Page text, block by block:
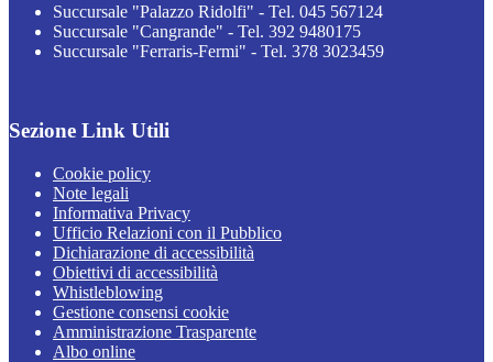
Succursale "Palazzo Ridolfi" - Tel. 045 567124
Succursale "Cangrande" - Tel. 392 9480175
Succursale "Ferraris-Fermi" - Tel. 378 3023459
Sezione Link Utili
Cookie policy
Note legali
Informativa Privacy
Ufficio Relazioni con il Pubblico
Dichiarazione di accessibilità
Obiettivi di accessibilità
Whistleblowing
Gestione consensi cookie
Amministrazione Trasparente
Albo online